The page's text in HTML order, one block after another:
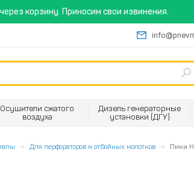
корзину. Приносим свои извинения.
Осушители сжатого
воздуха
Дизель генераторные
установки (ДГУ)
Для перфораторов и отбойных молотков Пики